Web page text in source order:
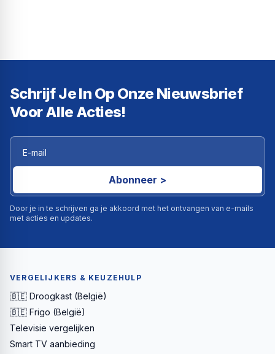
Schrijf Je In Op Onze Nieuwsbrief
Voor Alle Acties!
Abonneer >
Door je in te schrijven ga je akkoord met het ontvangen van e-mails
met acties en updates.
VERGELIJKERS & KEUZEHULP
🇧🇪 Droogkast (België)
🇧🇪 Frigo (België)
Televisie vergelijken
Smart TV aanbieding